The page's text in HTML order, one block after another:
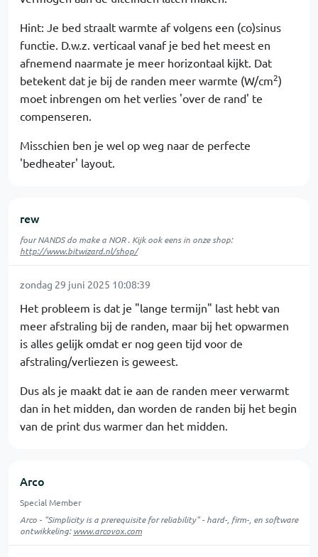
Hint: Je bed straalt warmte af volgens een (co)sinus
functie. D.w.z. verticaal vanaf je bed het meest en
afnemend naarmate je meer horizontaal kijkt. Dat
betekent dat je bij de randen meer warmte (W/cm2)
moet inbrengen om het verlies 'over de rand' te
compenseren.
Misschien ben je wel op weg naar de perfecte
'bedheater' layout.
rew
four NANDS do make a NOR . Kijk ook eens in onze shop:
http://www.bitwizard.nl/shop/
zondag 29 juni 2025 10:08:39
Het probleem is dat je "lange termijn" last hebt van
meer afstraling bij de randen, maar bij het opwarmen
is alles gelijk omdat er nog geen tijd voor de
afstraling/verliezen is geweest.
Dus als je maakt dat ie aan de randen meer verwarmt
dan in het midden, dan worden de randen bij het begin
van de print dus warmer dan het midden.
Arco
Special Member
Arco - "Simplicity is a prerequisite for reliability" - hard-, firm-, en software
ontwikkeling:www.arcovox.com